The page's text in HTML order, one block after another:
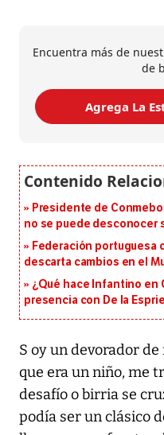
Encuentra más de
de
Agrega La
Presidente de
no se puede desconocer
Federación portuguesa
descarta cambios en el
¿Qué hace Infantino en
presencia con De la
S oy un devorador
que era un niño, me
desafío o birria se
podía ser un clásico